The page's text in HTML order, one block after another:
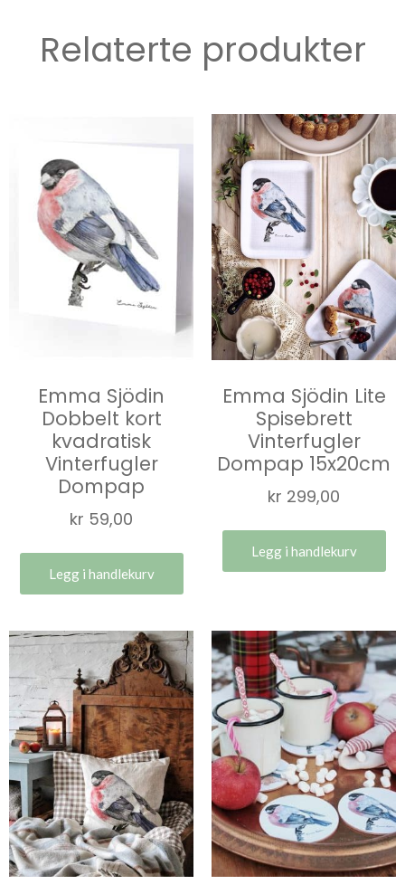
Relaterte produkter
Emma Sjödin
Dobbelt kort
kvadratisk
Vinterfugler
Dompap
kr 59,00
Legg i handlekurv
Emma Sjödin Lite
Spisebrett
Vinterfugler
Dompap 15x20cm
kr 299,00
Legg i handlekurv